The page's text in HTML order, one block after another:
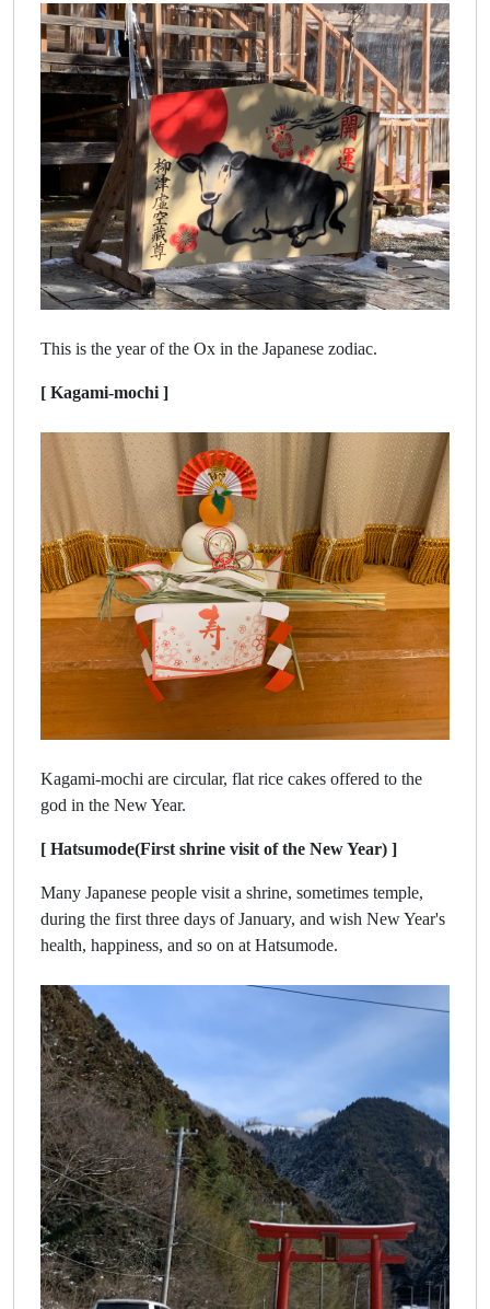
This is the year of the Ox in the Japanese zodiac.
[ Kagami-mochi ]
Kagami-mochi are circular, flat rice cakes offered to the
god in the New Year.
[ Hatsumode(First shrine visit of the New Year) ]
Many Japanese people visit a shrine, sometimes temple,
during the first three days of January, and wish New Year's
health, happiness, and so on at Hatsumode.